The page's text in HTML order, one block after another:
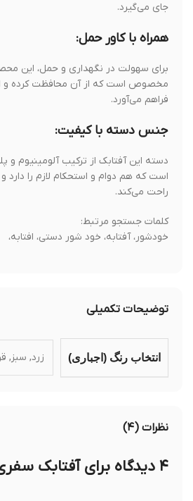
جای می‌گیرد.
همراه با کاور حمل:
برای سهولت در نگهداری و حمل، این محصول
مخصوص است که از آن محافظت کرده و
فراهم می‌آورد.
جنس دسته با کیفیت:
دسته این آفتابک از ترکیب آلومینیوم و
است که هم دوام و استحکام لازم را دارد و هم
راحت می‌کند.
کلمات جستجو مرتبط:
خودشور، آفتابه، خود شور دستی، افتابه،
توضیحات تکمیلی
انتخاب رنگ (اجباری) زرد, سبز,
نظرات (۴)
آفتابک سفری